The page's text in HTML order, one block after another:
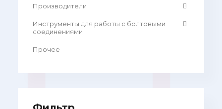
Производители
Инструменты для работы с болтовыми
соединениями
Прочее